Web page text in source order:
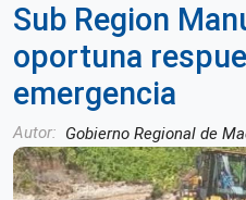
Sub Region
oportuna
emergencia
Autor Gobierno Regional de